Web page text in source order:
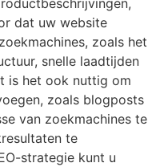
dat uw website
zoals het
snelle laadtijden
is het ook nuttig om
zoals blogposts
van zoekmachines te
te
strategie kunt u